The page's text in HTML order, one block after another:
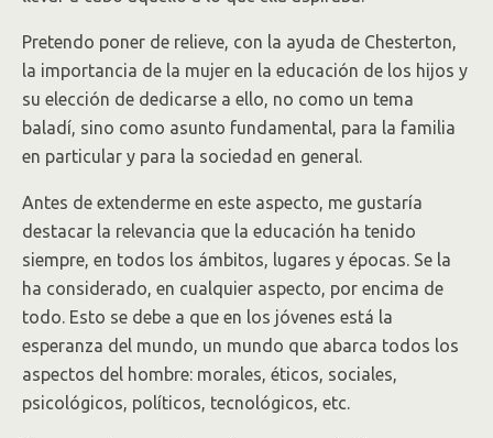
Pretendo poner de relieve, con la ayuda de Chesterton,
la importancia de la mujer en la educación de los hijos y
su elección de dedicarse a ello, no como un tema
baladí, sino como asunto fundamental, para la familia
en particular y para la sociedad en general.
Antes de extenderme en este aspecto, me gustaría
destacar la relevancia que la educación ha tenido
siempre, en todos los ámbitos, lugares y épocas. Se la
ha considerado, en cualquier aspecto, por encima de
todo. Esto se debe a que en los jóvenes está la
esperanza del mundo, un mundo que abarca todos los
aspectos del hombre: morales, éticos, sociales,
psicológicos, políticos, tecnológicos, etc.